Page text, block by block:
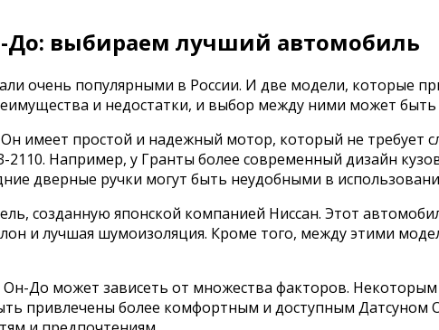
До: выбираем лучший автомобиль
очень популярными в России. И две модели, которые
и недостатки, и выбор между ними может
имеет простой и надежный мотор, который не требует
Например, у Гранты более современный дизайн
дверные ручки могут быть неудобными в
созданную японской компанией Ниссан. Этот
и лучшая шумоизоляция. Кроме того, между этими
До может зависеть от множества факторов.
привлечены более комфортным и доступным